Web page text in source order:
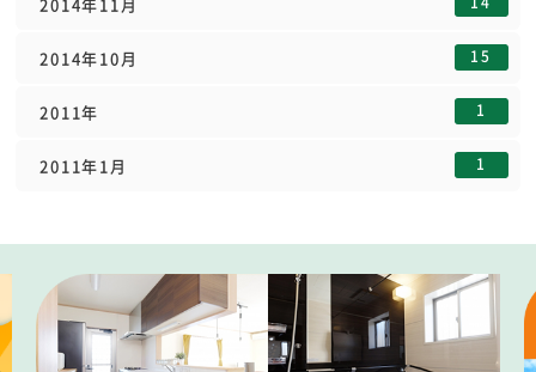
2014年10月 15
2011年 1
2011年1月 1